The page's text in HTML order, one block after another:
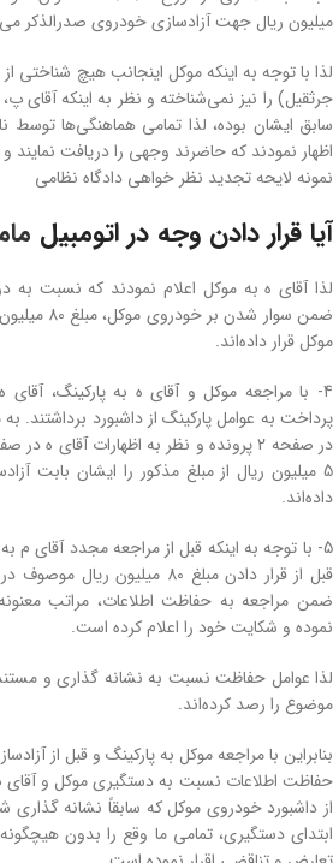
میلیون ریال جهت آزادسازی خودروی صدرالذکر
لذا با توجه به اینکه موکل اینجانب هیچ شناختی
جرثقیل) را نیز نمی‌شناخته و نظر به اینکه آقای
سابق ایشان بوده، لذا تمامی هماهنگی‌ها توسط
اظهار نمودند که حاضرند وجهی را دریافت نمایند و
نمونه لایحه تجدید نظر خواهی دادگاه نظامی
آیا قرار دادن وجه در اتومبیل
لذا آقای ه به موکل اعلام نمودند که نسبت به
ضمن سوار
موکل قرار داده‌اند.
پرداخت به عوامل پارکینگ از داشبورد
5 میلیون ریال از مبلغ مذکور را ایشان بابت
داده‌اند.
قبل از قرار دادن مبلغ 80
ضمن مراجعه به حفاظت اطلاعات، مراتب
نموده و شکایت خود را اعلام کرده است.
لذا عوامل حفاظت نسبت به نشانه گذاری و
موضوع را رصد کرده‌اند.
بنابراین با مراجعه موکل به پارکینگ و قبل از
از داشبورد خودروی موکل که سابقاً نشانه گذاری
ابتدای دستگیری، تمامی ما وقع را بدون